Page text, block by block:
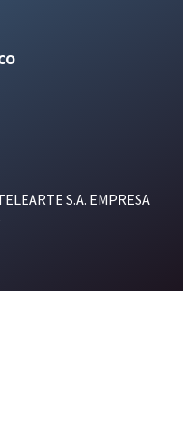
S.A. EMPRESA